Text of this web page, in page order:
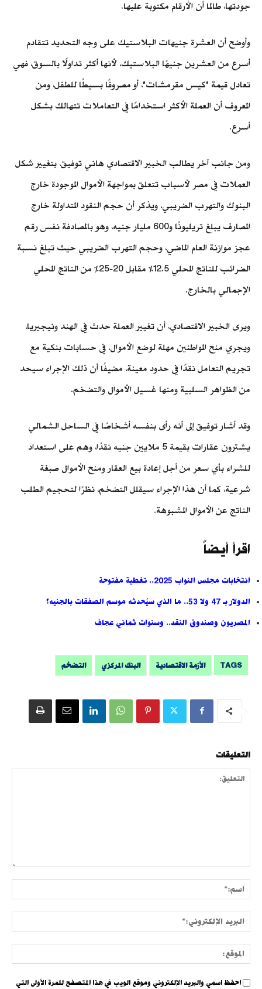
جودتها، طالما أن الأرقام مكتوبة عليها.
وأوضح أن العشرة جنيهات البلاستيك على وجه التحديد تتقادم
أسرع من العشرين جنيهًا البلاستيك، لأنها أكثر تداولًا بالسوق، فهي
تعادل قيمة "كيس مقرمشات"، أو مصروفًا بسيطًا للطفل، ومن
المعروف أن العملة الأكثر استخدامًا في التعاملات تتهالك بشكل
أسرع.
ومن جانب آخر يطالب الخبير الاقتصادي هاني توفيق، بتغيير شكل
العملات في مصر لأسباب تتعلق بمواجهة الأموال الموجودة خارج
البنوك والتهرب الضريبي، ويذكر أن حجم النقود المتداولة خارج
المصارف يبلغ تريليونًا و600 مليار جنيه، وهو بالمصادفة نفس رقم
عجز موازنة العام الماضي، وحجم التهرب الضريبي حيث تبلغ نسبة
الضرائب للناتج المحلي 12.5% مقابل 20-25% من الناتج المحلي
الإجمالي بالخارج.
ويرى الخبير الاقتصادي، أن تغيير العملة حدث في الهند ونيجيريا،
ويجري منح المواطنين مهلة لوضع الأموال، في حسابات بنكية مع
تجريم التعامل نقدًا في حدود معينة، مضيفًا أن ذلك الإجراء سيحد
من الظواهر السلبية ومنها غسيل الأموال والتضخم.
وقد أشار توفيق إلى أنه رأى بنفسه أشخاصًا في الساحل الشمالي
يشترون عقارات بقيمة 5 ملايين جنيه نقدًا، وهم على استعداد
للشراء بأي سعر من أجل إعادة بيع العقار ومنح الأموال صبغة
شرعية، كما أن هذا الإجراء سيقلل التضخم، نظرًا لتحجيم الطلب
الناتج عن الأموال المشبوهة.
اقرأ أيضاً
انتخابات مجلس النواب 2025.. تغطية مفتوحة
الدولار بـ 47 ولا 53.. ما الذي سيُحدثه موسم الصفقات بالجنيه؟
المصريون وصندوق النقد.. وسنوات ثماني عجاف
TAGS الأزمة الاقتصادية البنك المركزي التضخم
التعليقات
احفظ اسمي والبريد الإلكتروني وموقع الويب في هذا المتصفح للمرة الأولى التي